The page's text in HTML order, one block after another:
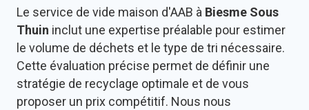
Le service de vide maison d'AAB à Biesme Sous
Thuin inclut une expertise préalable pour estimer
le volume de déchets et le type de tri nécessaire.
Cette évaluation précise permet de définir une
stratégie de recyclage optimale et de vous
proposer un prix compétitif. Nous nous